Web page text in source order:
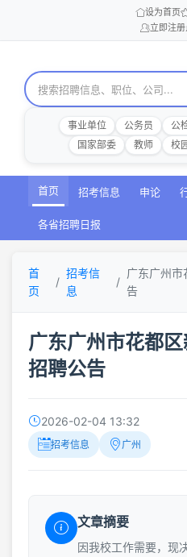
设为首页
立即注册
事业单位 公务员 公
国家部委
教师 校
首页 招考信息 申论
各省招聘日报
首
页
招考信
息
广东广州市
告
广东广州市花都
招聘公告
2026-02-04 13:32
招考信息 广州
文章摘要
因我校工作需要，现